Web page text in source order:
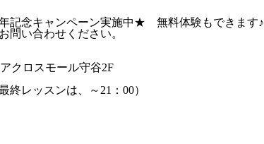
記念キャンペーン実施中★ 無料体験もできます♪
問い合わせください。
クロスモール守谷2F
レッスンは、～21：00）